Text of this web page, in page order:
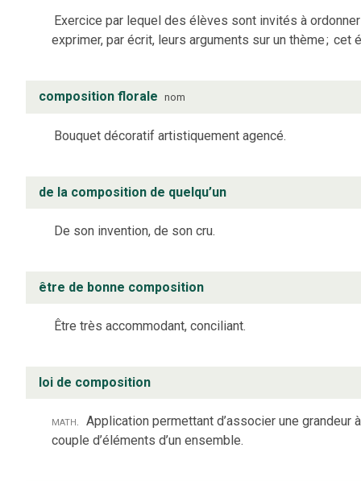
Exercice par lequel des élèves sont invités à
exprimer, par écrit, leurs arguments sur un thème; cet
composition florale nom
Bouquet décoratif artistiquement agencé.
de la composition de quelqu’un
De son invention, de son cru.
être de bonne composition
Être très accommodant, conciliant.
loi de composition
math. Application permettant d’associer une grandeur
couple d’éléments d’un ensemble.